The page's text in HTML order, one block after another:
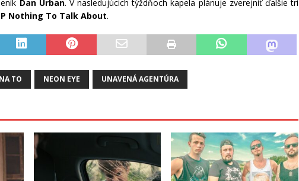
Dan Urban. V nasledujúcich týždňoch kapela plánuje zverejniť ďalšie tri
Nothing To Talk About.
TO NEON EYE UNAVENÁ AGENTÚRA